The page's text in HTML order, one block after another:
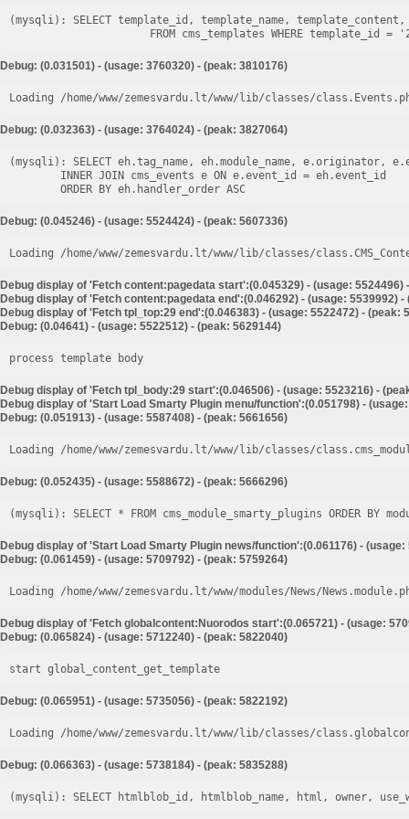
(mysqli): SELECT template_id, template_name,
Debug: (0.031501) - (usage: 3760320) - (peak: 3810176)
Loading /home/www/zemesvardu.lt/www/lib/classes/
Debug: (0.032363) - (usage: 3764024) - (peak: 3827064)
(mysqli): SELECT eh.tag_name, eh.module_name, e.originator,
Debug: (0.045246) - (usage: 5524424) - (peak: 5607336)
Loading /home/www/zemesvardu.lt/www/lib/classes/
Debug display of 'Fetch content:pagedata start':(0.045329) - (usage: 5524496)
Debug display of 'Fetch content:pagedata end':(0.046292) - (usage: 5539992) -
Debug display of 'Fetch tpl_top:29 end':(0.046383) - (usage: 5522472) - (peak:
Debug: (0.04641) - (usage: 5522512) - (peak: 5629144)
process template body
Debug display of 'Fetch tpl_body:29 start':(0.046506) - (usage: 5523216) -
Debug display of 'Start Load Smarty Plugin menu/function':(0.051798) -
Debug: (0.051913) - (usage: 5587408) - (peak: 5661656)
Loading /home/www/zemesvardu.lt/www/lib/classes/
Debug: (0.052435) - (usage: 5588672) - (peak: 5666296)
Debug display of 'Start Load Smarty Plugin news/function':(0.061176) -
Debug: (0.061459) - (usage: 5709792) - (peak: 5759264)
Loading /home/www/zemesvardu.lt/www/modules/News/
Debug display of 'Fetch globalcontent:Nuorodos start':(0.065721) - (usage:
Debug: (0.065824) - (usage: 5712240) - (peak: 5822040)
start global_content_get_template
Debug: (0.065951) - (usage: 5735056) - (peak: 5822192)
Loading /home/www/zemesvardu.lt/www/lib/classes/
Debug: (0.066363) - (usage: 5738184) - (peak: 5835288)